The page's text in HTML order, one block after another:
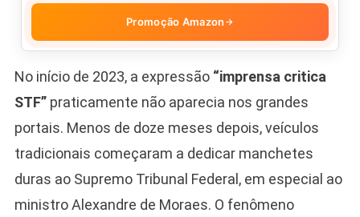
Promoção Amazon →
No início de 2023, a expressão “imprensa critica
STF”praticamente não aparecia nos grandes
portais. Menos de doze meses depois, veículos
tradicionais começaram a dedicar manchetes
duras ao Supremo Tribunal Federal, em especial ao
ministro Alexandre de Moraes. O fenômeno